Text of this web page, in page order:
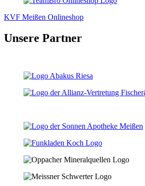
KVF Meißen Onlineshop
Unsere Partner